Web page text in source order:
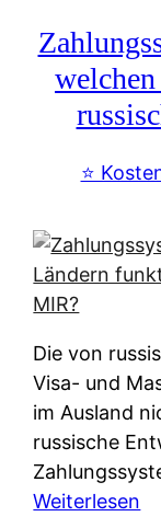
c
h
u
f
-
l
t
n
a
t
i
v
e
⭐️
Die von
Visa- und
im Ausland
russische
Weiterlesen